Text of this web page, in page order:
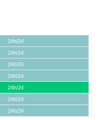
24h/24
24h/24
24h/24
24h/24
24h/24
24h/24
24h/24